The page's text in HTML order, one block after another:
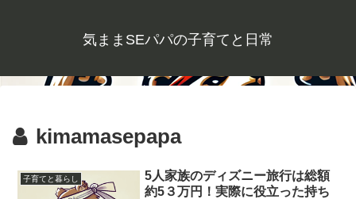
気ままSEパパの子育てと日常
kimamasepapa
子育てと暮らし
5人家族のディズニー旅行は総額
約5３万円！実際に役立った持ち